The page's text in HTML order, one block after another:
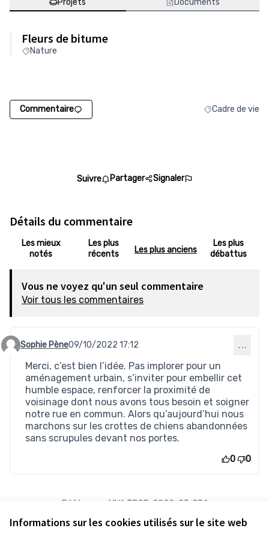
Informations sur les cookies utilisés sur le site web
Projets Documents
Fleurs de bitume
Nature
Commentaire Filtrer les
Cadre de vie
Suivre Partager Signaler
Détails du commentaire
Les mieux
notés
Les plus
récents
Les plus anciens
Les plus
débattus
Vous ne voyez qu'un seul commentaire
Voir tous les commentaires
Commentaire 107 (réponse au commentaire 106)
Sophie Pène09/10/2022 17:12 …
Merci, c’est bien l’idée. Pas implorer pour un
aménagement urbain, s’inviter pour embellir cet
humble espace, renforcer la proximité de
voisinage dont nous avons tous besoin et soigner
notre rue en commun. Alors qu’aujourd’hui nous
marchons sur les crottes de chiens abandonnées
sans scrupules devant nos portes.
0 0
Référence : MLK-PROP-2022-07-274
Vérifiez l'empreinte numérique